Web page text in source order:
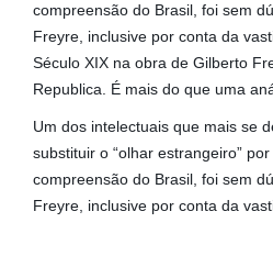
compreensão do Brasil, foi sem
Freyre, inclusive por conta da
Século XIX na obra de Gilberto
Republica. É mais do que uma
Um dos intelectuais que mais se
substituir o “olhar estrangeiro”
compreensão do Brasil, foi sem
Freyre, inclusive por conta da